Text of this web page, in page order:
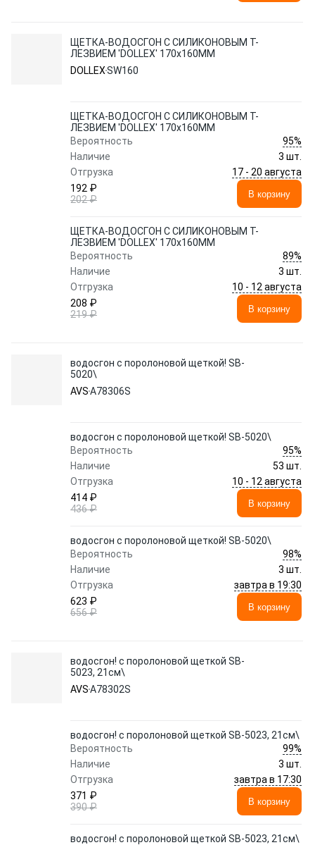
ЩЕТКА-ВОДОСГОН С СИЛИКОНОВЫМ Т-
ЛЕЗВИЕМ 'DOLLEX' 170x160ММ
DOLLEXSW160
ЩЕТКА-ВОДОСГОН С СИЛИКОНОВЫМ Т-
ЛЕЗВИЕМ 'DOLLEX' 170x160ММ
Вероятность
95%
Наличие
3 шт.
Отгрузка
17 - 20 августа
192 ₽
202 ₽
В корзину
ЩЕТКА-ВОДОСГОН С СИЛИКОНОВЫМ Т-
ЛЕЗВИЕМ 'DOLLEX' 170x160ММ
Вероятность
89%
Наличие
3 шт.
Отгрузка
10 - 12 августа
208 ₽
219 ₽
В корзину
водосгон с поролоновой щеткой! SB-
5020\
AVSA78306S
водосгон с поролоновой щеткой! SB-5020\
Вероятность
95%
Наличие
53 шт.
Отгрузка
10 - 12 августа
414 ₽
436 ₽
В корзину
водосгон с поролоновой щеткой! SB-5020\
Вероятность
98%
Наличие
3 шт.
Отгрузка
завтра в 19:30
623 ₽
656 ₽
В корзину
водосгон! с поролоновой щеткой SB-
5023, 21см\
AVSA78302S
водосгон! с поролоновой щеткой SB-5023, 21см\
Вероятность
99%
Наличие
3 шт.
Отгрузка
завтра в 17:30
371 ₽
390 ₽
В корзину
водосгон! с поролоновой щеткой SB-5023, 21см\